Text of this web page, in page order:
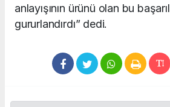
anlayışının ürünü olan bu
gururlandırdı” dedi.